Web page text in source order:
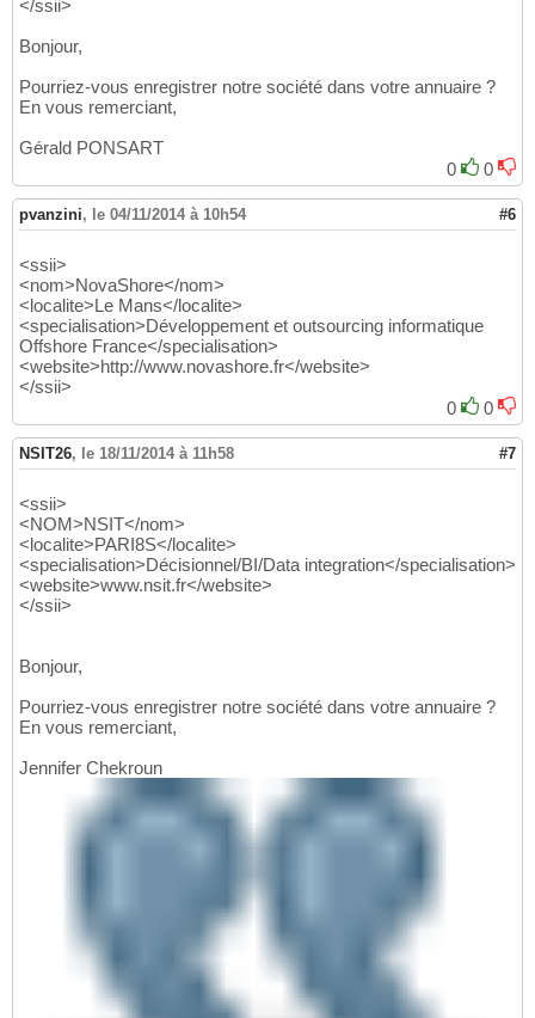
</ssii>
Bonjour,
Pourriez-vous enregistrer notre société dans votre annuaire ?
En vous remerciant,
Gérald PONSART
0
0
pvanzini, le 04/11/2014 à 10h54 #6
<ssii>
<nom>NovaShore</nom>
<localite>Le Mans</localite>
<specialisation>Développement et outsourcing informatique
Offshore France</specialisation>
<website>http://www.novashore.fr</website>
</ssii>
0
0
NSIT26, le 18/11/2014 à 11h58 #7
<ssii>
<NOM>NSIT</nom>
<localite>PARI8S</localite>
<specialisation>Décisionnel/BI/Data integration</specialisation>
<website>www.nsit.fr</website>
</ssii>
Bonjour,
Pourriez-vous enregistrer notre société dans votre annuaire ?
En vous remerciant,
Jennifer Chekroun